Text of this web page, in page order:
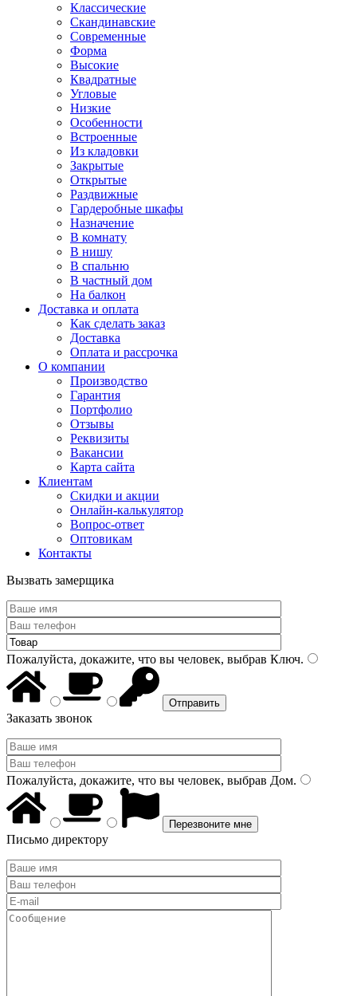
Классические
Скандинавские
Современные
Форма
Высокие
Квадратные
Угловые
Низкие
Особенности
Встроенные
Из кладовки
Закрытые
Открытые
Раздвижные
Гардеробные шкафы
Назначение
В комнату
В нишу
В спальню
В частный дом
На балкон
Доставка и оплата
Как сделать заказ
Доставка
Оплата и рассрочка
О компании
Производство
Гарантия
Портфолио
Отзывы
Реквизиты
Вакансии
Карта сайта
Клиентам
Скидки и акции
Онлайн-калькулятор
Вопрос-ответ
Оптовикам
Контакты
Вызвать замерщика
Пожалуйста, докажите, что вы человек, выбрав Ключ.
Заказать звонок
Пожалуйста, докажите, что вы человек, выбрав Дом.
Письмо директору